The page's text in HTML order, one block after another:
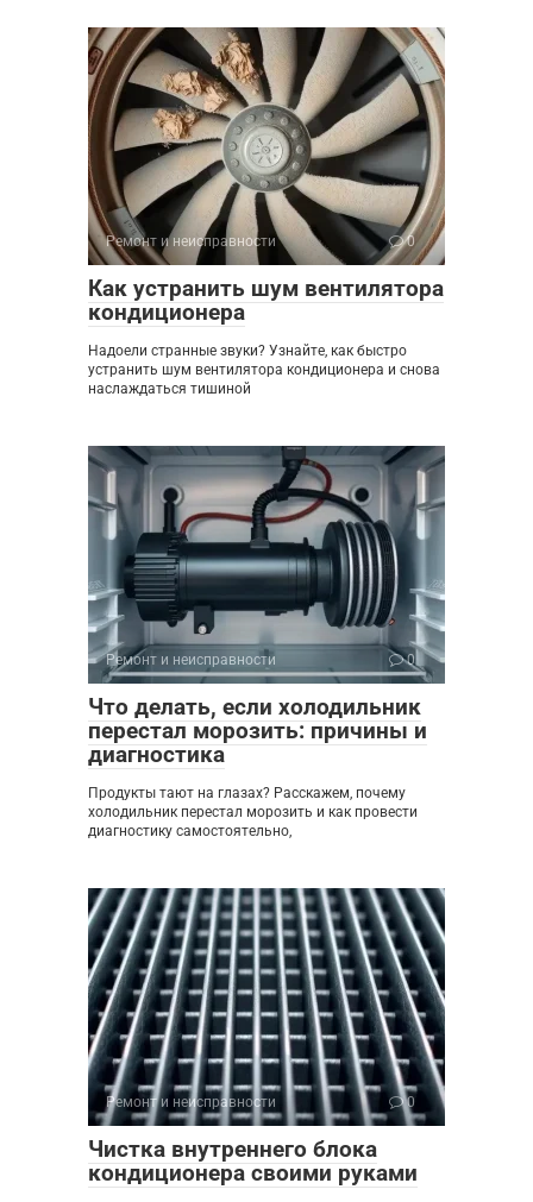
Ремонт и неисправности 0
Как устранить шум вентилятора
кондиционера
Надоели странные звуки? Узнайте, как быстро
устранить шум вентилятора кондиционера и снова
наслаждаться тишиной
Ремонт и неисправности 0
Что делать, если холодильник
перестал морозить: причины и
диагностика
Продукты тают на глазах? Расскажем, почему
холодильник перестал морозить и как провести
диагностику самостоятельно,
Ремонт и неисправности 0
Чистка внутреннего блока
кондиционера своими руками